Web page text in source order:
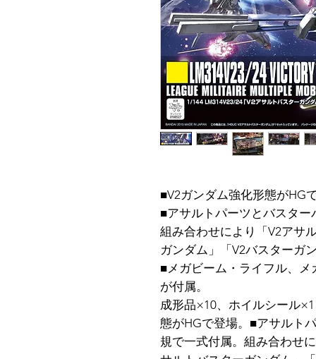
■V2ガンダム強化形態がHG
■アサルトパーツとバスタ
組み合わせにより「V2アサ
ガンダム」「V2バスターガ
■メガビーム・ライフル、
が付属。
成形品×10、ホイルシール
態がHGで登場。■アサルト
規で一式付属。組み合わせ